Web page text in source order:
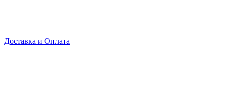
Доставка и Оплата